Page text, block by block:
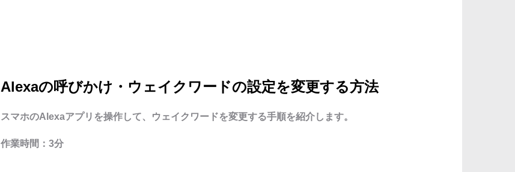
Alexaの呼びかけ・ウェイクワードの設定を変更する方法
スマホのAlexaアプリを操作して、ウェイクワードを変更する手順を紹介します。
作業時間：3分